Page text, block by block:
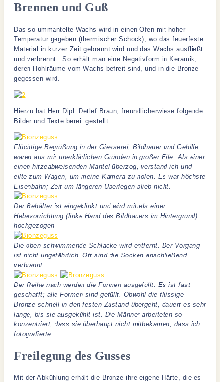
Brennen und Guß
Das so ummantelte Wachs wird in einen Ofen mit hoher
Temperatur gegeben (thermischer Schock), wo das feuerfeste
Material in kurzer Zeit gebrannt wird und das Wachs ausfließt
und verbrennt.. So erhält man eine Negativform in Keramik,
deren Hohlräume vom Wachs befreit sind, und in die Bronze
gegossen wird.
Hierzu hat Herr Dipl. Detlef Braun, freundlicherwiese folgende
Bilder und Texte bereit gestellt:
Flüchtige Begrüßung in der Giesserei, Bildhauer und Gehilfe
waren aus mir unerklärlichen Gründen in großer Eile. Als einer
einen hitzeabweisenden Mantel überzog, verstand ich und
eilte zum Wagen, um meine Kamera zu holen. Es war höchste
Eisenbahn; Zeit um längeren Überlegen blieb nicht.
Der Behälter ist eingeklinkt und wird mittels einer
Hebevorrichtung (linke Hand des Bildhauers im Hintergrund)
hochgezogen.
Die oben schwimmende Schlacke wird entfernt. Der Vorgang
ist nicht ungefährlich. Oft sind die Socken anschließend
verbrannt.
Der Reihe nach werden die Formen ausgefüllt. Es ist fast
geschafft; alle Formen sind gefüllt. Obwohl die flüssige
Bronze schnell in den festen Zustand übergeht, dauert es sehr
lange, bis sie ausgekühlt ist. Die Männer arbeiteten so
konzentriert, dass sie überhaupt nicht mitbekamen, dass ich
fotografierte.
Freilegung des Gusses
Mit der Abkühlung erhält die Bronze ihre eigene Härte, die es